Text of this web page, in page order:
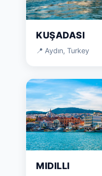
KUŞADASI
📍 Aydın, Turkey
MIDILLI